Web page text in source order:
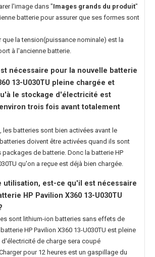
l'image dans "Images grands du produit"
batterie pour assurer que ses formes sont
que la tension(puissance nominale) est la
à l'ancienne batterie.
nécessaire pour la nouvelle batterie
13-U030TU pleine chargée et
le stockage d'électricité est
trois fois avant totalement
les batteries sont bien activées avant le
doivent être activées quand ils sont
packages de batterie. Donc la batterie HP
qu'on a reçue est déjà bien chargée.
utilisation, est-ce qu'il est nécessaire
HP Pavilion X360 13-U030TU
sont lithium-ion batteries sans effets de
batterie HP Pavilion X360 13-U030TU est pleine
d'électricité de charge sera coupé
pour 12 heures est un gaspillage du